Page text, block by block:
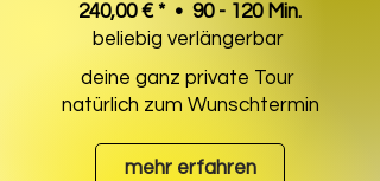
240,00 € * • 90 - 120 Min.
beliebig verlängerbar
deine ganz private Tour
natürlich zum Wunschtermin
mehr erfahren